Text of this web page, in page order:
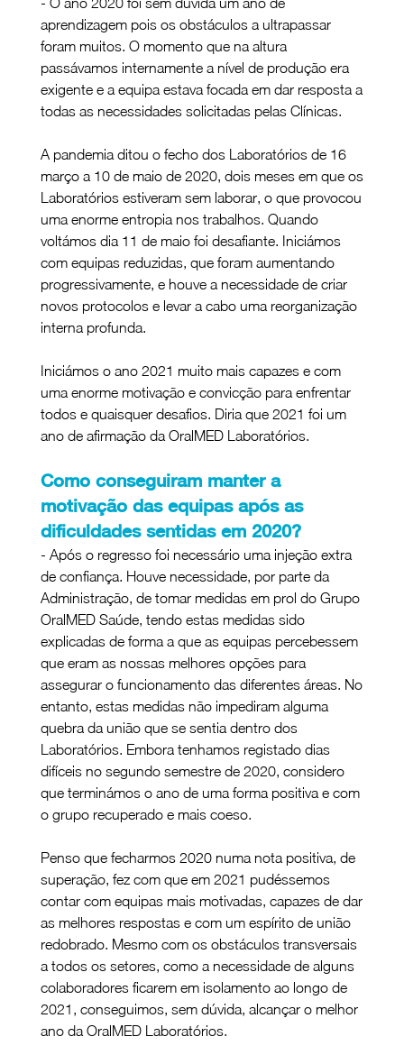
aprendizagem pois os obstáculos a ultrapassar
foram muitos. O momento que na altura
passávamos internamente a nível de produção era
exigente e a equipa estava focada em dar resposta a
todas as necessidades solicitadas pelas Clínicas.
A pandemia ditou o fecho dos Laboratórios de 16
março a 10 de maio de 2020, dois meses em que os
Laboratórios estiveram sem laborar, o que provocou
uma enorme entropia nos trabalhos. Quando
voltámos dia 11 de maio foi desafiante. Iniciámos
com equipas reduzidas, que foram aumentando
progressivamente, e houve a necessidade de criar
novos protocolos e levar a cabo uma reorganização
interna profunda.
Iniciámos o ano 2021 muito mais capazes e com
uma enorme motivação e convicção para enfrentar
todos e quaisquer desafios. Diria que 2021 foi um
ano de afirmação da OralMED Laboratórios.
Como conseguiram manter a
motivação das equipas após as
dificuldades sentidas em 2020?
- Após o regresso foi necessário uma injeção extra
de confiança. Houve necessidade, por parte da
Administração, de tomar medidas em prol do Grupo
OralMED Saúde, tendo estas medidas sido
explicadas de forma a que as equipas percebessem
que eram as nossas melhores opções para
assegurar o funcionamento das diferentes áreas. No
entanto, estas medidas não impediram alguma
quebra da união que se sentia dentro dos
Laboratórios. Embora tenhamos registado dias
difíceis no segundo semestre de 2020, considero
que terminámos o ano de uma forma positiva e com
o grupo recuperado e mais coeso.
Penso que fecharmos 2020 numa nota positiva, de
superação, fez com que em 2021 pudéssemos
contar com equipas mais motivadas, capazes de dar
as melhores respostas e com um espírito de união
redobrado. Mesmo com os obstáculos transversais
a todos os setores, como a necessidade de alguns
colaboradores ficarem em isolamento ao longo de
2021, conseguimos, sem dúvida, alcançar o melhor
ano da OralMED Laboratórios.